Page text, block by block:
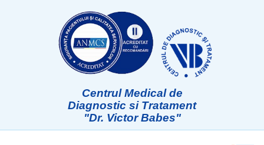
Centrul Medical de
Diagnostic si Tratament
"Dr. Victor Babes"